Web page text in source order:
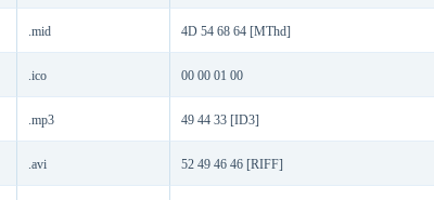
.mid 4D 54 68 64 [MThd]
.ico 00 00 01 00
.mp3 49 44 33 [ID3]
.avi 52 49 46 46 [RIFF]